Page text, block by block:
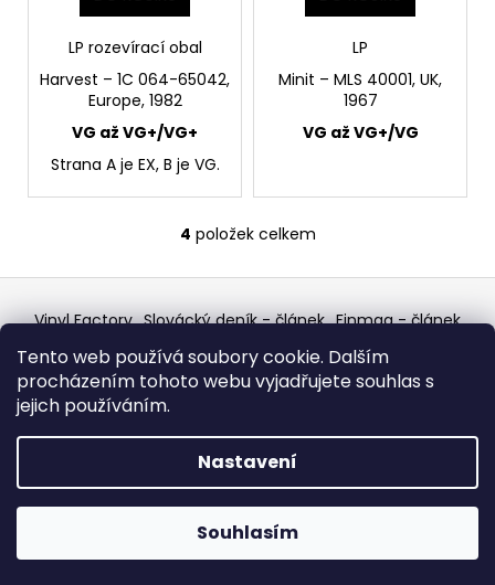
Tento web používá soubory cookie. Dalším
procházením tohoto webu vyjadřujete souhlas s
jejich používáním.
Nastavení
Souhlasím
LP rozevírací obal
Harvest – 1C 064-65042,
Europe, 1982
VG až VG+/VG+
Strana A je EX, B je VG.
LP
Minit ‎– MLS 40001, UK,
1967
VG až VG+/VG
O
v
á
a
c
p
r
v
k
y
v
4 položek celkem
Z
á Vinyl Factory Slovácký deník - článek Finmag - článek
Discogs Profile Facebook výběr z hroznů
Top prodejce mincí Aukro
Vytvořil Shoptet
Copyright 2026W Records - osvědčený prodejce
bazarových LP, MC, CD, komiksů atd.. Všechna práva
vyhrazena.